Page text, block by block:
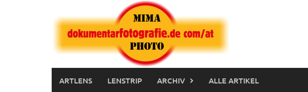
ARTLENS LENSTRIP ARCHIV ALLE ARTIKEL